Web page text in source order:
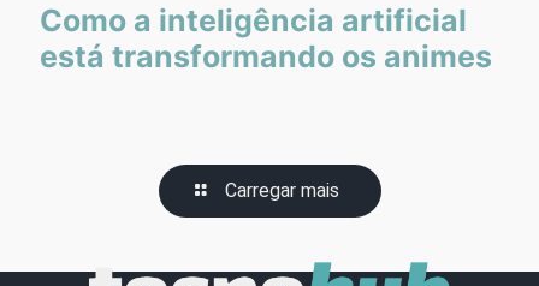
Como a inteligência artificial
está transformando os animes
Carregar mais